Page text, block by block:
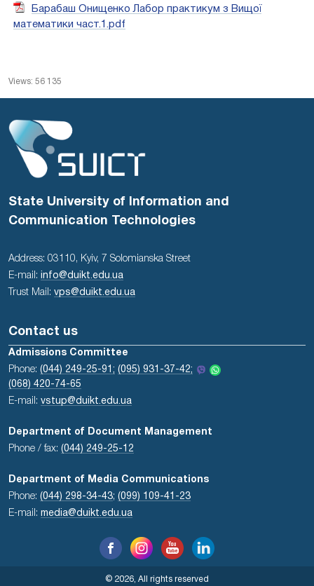
Барабаш Онищенко Лабор практикум з Вищої
математики част.1.pdf
Views: 56 135
State University of Information and
Communication Technologies
Address: 03110, Kyiv, 7 Solomianska Street
E-mail:
info@duikt.edu.ua
Trust Mail: vps@duikt.edu.ua
Contact us
Admissions Committee
Phone: (044) 249-25-91; (095) 931-37-42;
(068) 420-74-65
E-mail: vstup@duikt.edu.ua
Department of Document Management
Phone / fax: (044) 249-25-12
Department of Media Communications
Phone: (044) 298-34-43; (099) 109-41-23
E-mail: media@duikt.edu.ua
© 2026, All rights reserved